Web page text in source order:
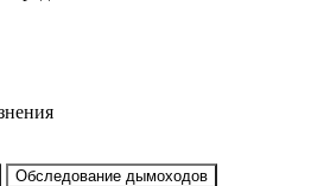
Обследование дымоходов